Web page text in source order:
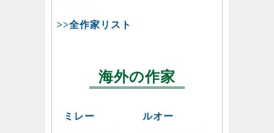
>>全作家リスト
海外の作家
ミレー ルオー